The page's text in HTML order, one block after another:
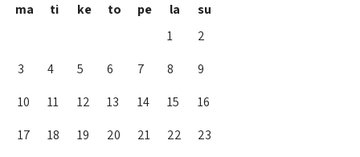
ma
ti ke to pe la
su
1
2
3
4 5 6 7 8
9
10
11 12 13 14 15
16
17
18 19 20 21 22 23